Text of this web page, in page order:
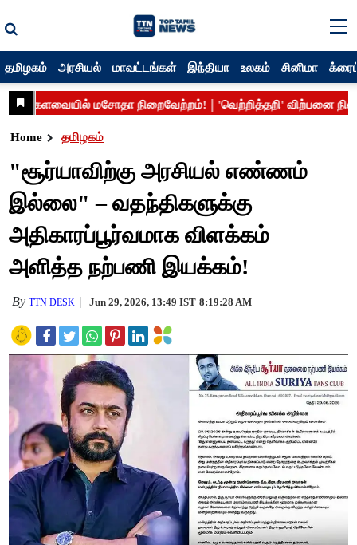
தமிழகம் அரசியல் மாவட்டங்கள் இந்தியா உலகம் சினிமா
Home தமிழகம்
"சூர்யாவிற்கு அரசியல் எண்ணம்
இல்லை" – வதந்திகளுக்கு
அதிகாரப்பூர்வமாக விளக்கம்
அளித்த நற்பணி இயக்கம்!
ByTTN DESK Jun 29, 2026, 13:49 IST 8:19:28 AM